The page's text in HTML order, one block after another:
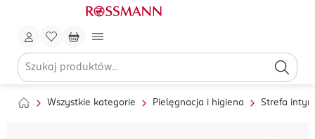
Wszystkie kategorie Pielęgnacja i higiena Strefa